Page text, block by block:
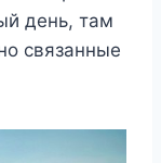
день, там
связанные